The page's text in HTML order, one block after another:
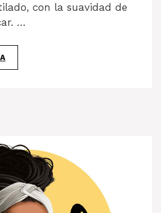
con la suavidad de
…